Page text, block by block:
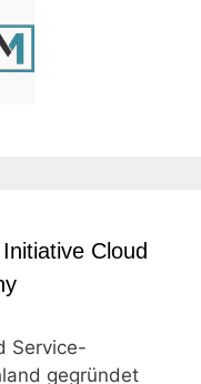
Cloud
Service-
gegründet